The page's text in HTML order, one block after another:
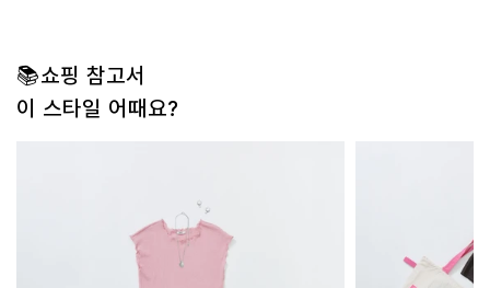
📚쇼핑 참고서
이 스타일 어때요?